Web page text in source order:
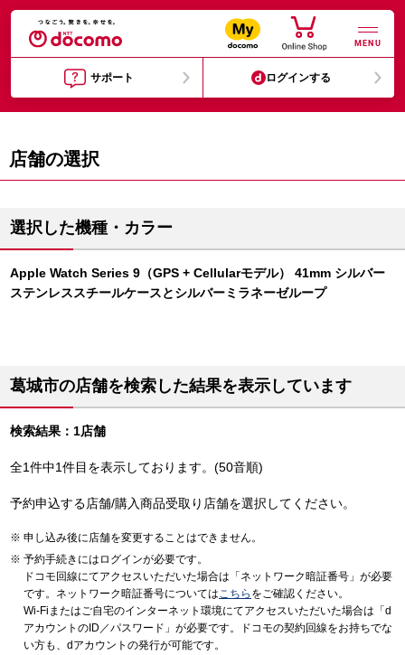
MENU
サポート ログインする
店舗の選択
選択した機種・カラー
Apple Watch Series 9（GPS + Cellularモデル） 41mm シルバー
ステンレススチールケースとシルバーミラネーゼループ
葛城市の店舗を検索した結果を表示しています
検索結果：1店舗
全1件中1件目を表示しております。(50音順)
予約申込する店舗/購入商品受取り店舗を選択してください。
申し込み後に店舗を変更することはできません。
予約手続きにはログインが必要です。
ドコモ回線にてアクセスいただいた場合は「ネットワーク暗証番号」が必要
です。ネットワーク暗証番号についてはこちら をご確認ください。
Wi-Fiまたはご自宅のインターネット環境にてアクセスいただいた場合は「d
アカウントのID／パスワード」が必要です。ドコモの契約回線をお持ちでな
い方も、dアカウントの発行が可能です。